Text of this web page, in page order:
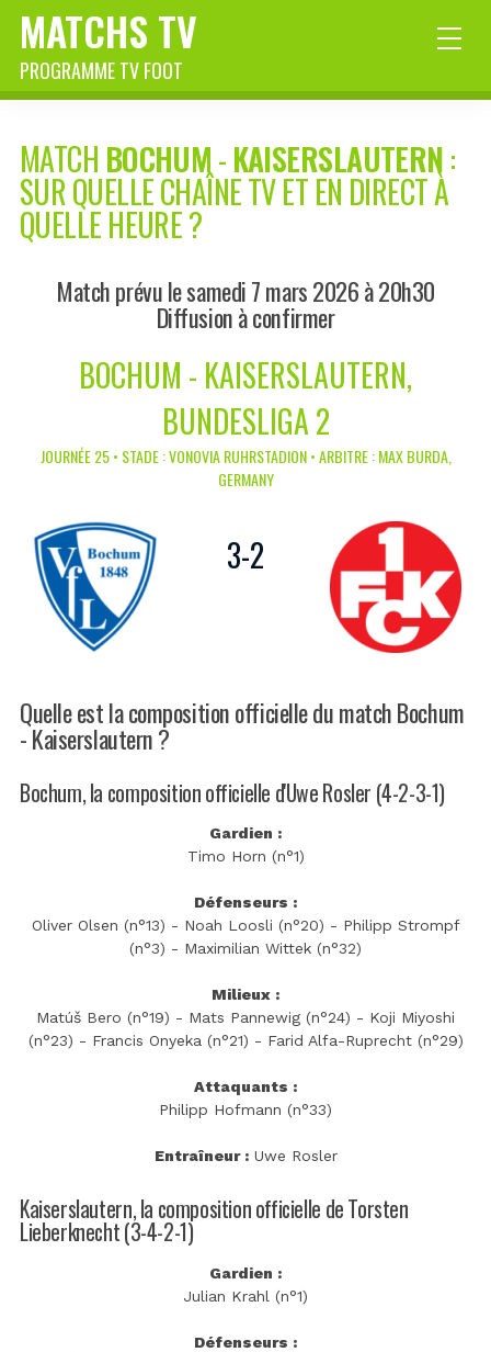
MATCHS TV
PROGRAMME TV FOOT
MATCH BOCHUM-KAISERSLAUTERN:
SUR QUELLE CHAÎNE TV ET EN DIRECT À
QUELLE HEURE ?
Match prévu le samedi 7 mars 2026 à 20h30
Diffusion à confirmer
BOCHUM - KAISERSLAUTERN,
BUNDESLIGA 2
JOURNÉE 25 • STADE : VONOVIA RUHRSTADION • ARBITRE : MAX BURDA,
GERMANY
3-2
Quelle est la composition officielle du match Bochum
- Kaiserslautern ?
Bochum, la composition officielle d'Uwe Rosler (4-2-3-1)
Gardien :
Timo Horn (n°1)
Défenseurs :
Oliver Olsen (n°13) - Noah Loosli (n°20) - Philipp Strompf
(n°3) - Maximilian Wittek (n°32)
Milieux :
Matúš Bero (n°19) - Mats Pannewig (n°24) - Koji Miyoshi
(n°23) - Francis Onyeka (n°21) - Farid Alfa-Ruprecht (n°29)
Attaquants :
Philipp Hofmann (n°33)
Entraîneur :Uwe Rosler
Kaiserslautern, la composition officielle de Torsten
Lieberknecht (3-4-2-1)
Gardien :
Julian Krahl (n°1)
Défenseurs :